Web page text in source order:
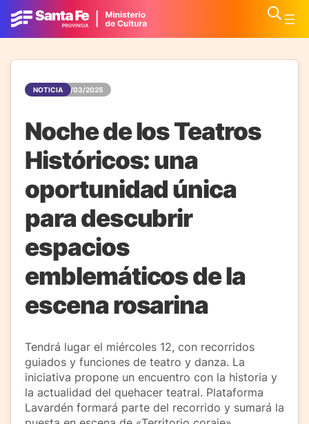
NOTICIA 12/03/2025
Noche de los Teatros
Históricos: una
oportunidad única
para descubrir
espacios
emblemáticos de la
escena rosarina
Tendrá lugar el miércoles 12, con recorridos
guiados y funciones de teatro y danza. La
iniciativa propone un encuentro con la historia y
la actualidad del quehacer teatral. Plataforma
Lavardén formará parte del recorrido y sumará la